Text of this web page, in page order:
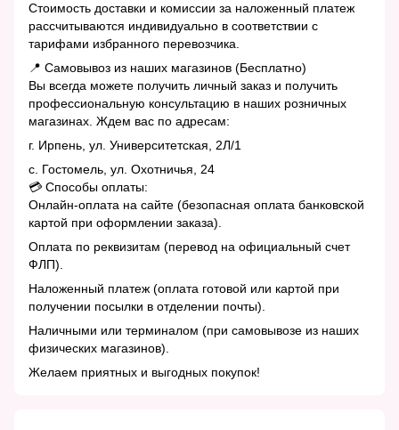
Стоимость доставки и комиссии за наложенный платеж
рассчитываются индивидуально в соответствии с
тарифами избранного перевозчика.
📍 Самовывоз из наших магазинов (Бесплатно)
Вы всегда можете получить личный заказ и получить
профессиональную консультацию в наших розничных
магазинах. Ждем вас по адресам:
г. Ирпень, ул. Университетская, 2Л/1
с. Гостомель, ул. Охотничья, 24
💳 Способы оплаты:
Онлайн-оплата на сайте (безопасная оплата банковской
картой при оформлении заказа).
Оплата по реквизитам (перевод на официальный счет
ФЛП).
Наложенный платеж (оплата готовой или картой при
получении посылки в отделении почты).
Наличными или терминалом (при самовывозе из наших
физических магазинов).
Желаем приятных и выгодных покупок!